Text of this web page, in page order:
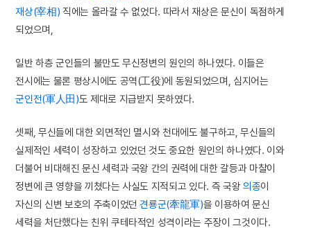
재상(宰相) 직에는 올라갈 수 없었다. 따라서 재상은 문신이 독점하게
되었으며,
일반 하층 군인들의 불만도 무신정변의 원인의 하나였다. 이들은
전시에는 물론 평상시에도 공역(工役)에 동원되었으며, 심지어는
군인전(軍人田)도 제대로 지급받지 못하였다.
셋째, 무신들에 대한 외면적인 멸시와 천대에도 불구하고, 무신들의
실제적인 세력이 성장하고 있었던 것도 중요한 원인의 하나였다. 이와
더불어 비대해진 문신 세력과 국왕 간의 권력에 대한 갈등과 마찰이
정변에 큰 영향을 끼쳤다는 사실도 지적되고 있다. 즉 국왕 의종이
자신의 신변 보호의 주축이었던견룡군(牽龍軍)을 이용하여 문신
세력을 처단했다는 친위 쿠테타적인 성격이라는 주장이 그것이다.